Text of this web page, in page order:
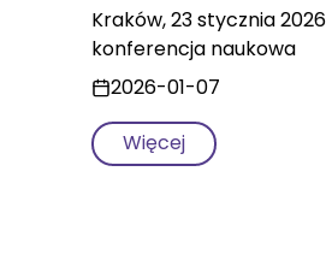
Kraków, 23 stycznia
konferencja naukowa
2026-01-07
Więcej